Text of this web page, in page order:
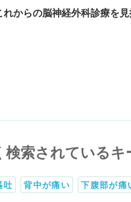
れからの脳神経外科診療を
検索されているキ
吐 背中が痛い 下腹部が痛